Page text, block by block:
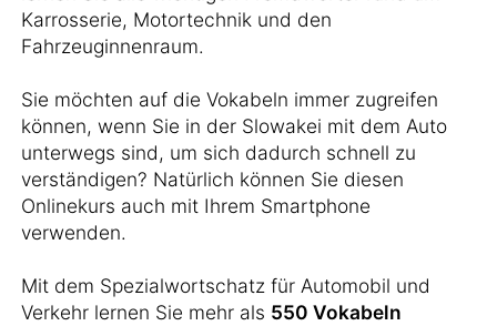
Karrosserie, Motortechnik und den
Fahrzeuginnenraum.
Sie möchten auf die Vokabeln immer zugreifen
können, wenn Sie in der Slowakei mit dem Auto
unterwegs sind, um sich dadurch schnell zu
verständigen? Natürlich können Sie diesen
Onlinekurs auch mit Ihrem Smartphone
verwenden.
Mit dem Spezialwortschatz für Automobil und
Verkehr lernen Sie mehr als 550 Vokabeln